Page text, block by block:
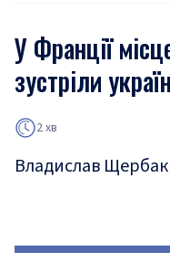
У Франції
зустріли
2 хв
Владислав Щербак